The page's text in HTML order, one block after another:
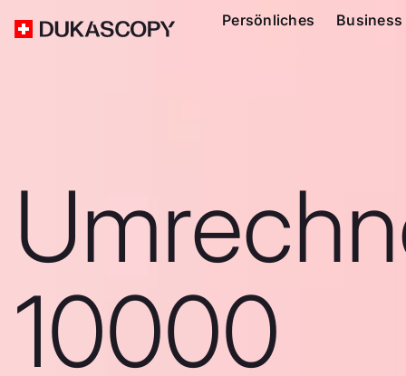
Persönliches Business
10000